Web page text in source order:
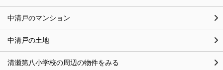
中清戸のマンション
中清戸の土地
清瀬第八小学校の周辺の物件をみる